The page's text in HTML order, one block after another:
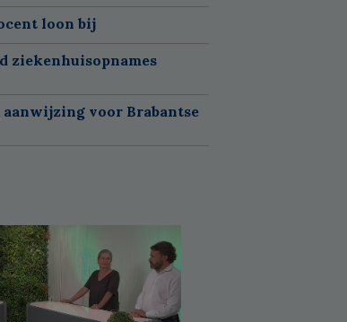
loon bij
ziekenhuisopnames
voor Brabantse